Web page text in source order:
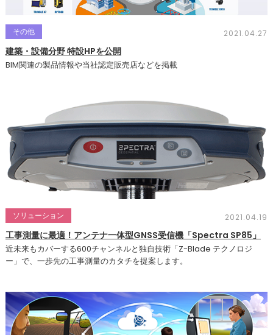
その他 2021.04.27
建築・設備分野 特設HPを公開
BIM関連の製品情報や当社認定販売店などを掲載
ソリューション 2021.04.19
工事測量に最適！アンテナ一体型GNSS受信機「Spectra SP85」
近未来もカバーする600チャンネルと独自技術「Z-Blade テクノロジ
ー」で、一歩先の工事測量のカタチを提案します。